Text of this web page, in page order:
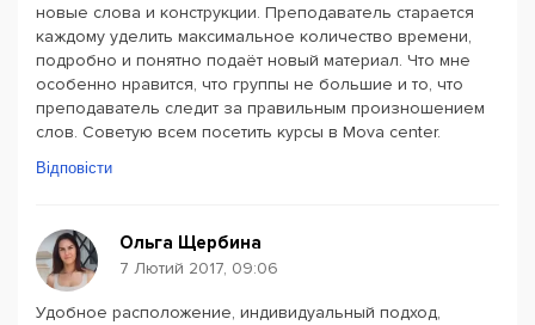
новые слова и конструкции. Преподаватель старается
каждому уделить максимальное количество времени,
подробно и понятно подаёт новый материал. Что мне
особенно нравится, что группы не большие и то, что
преподаватель следит за правильным произношением
слов. Советую всем посетить курсы в Mova center.
Відповісти
Ольга Щербина
7 Лютий 2017, 09:06
Удобное расположение, индивидуальный подход,